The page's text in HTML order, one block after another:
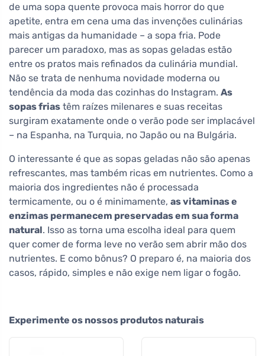
de uma sopa quente provoca mais horror do que
apetite, entra em cena uma das invenções culinárias
mais antigas da humanidade – a sopa fria. Pode
parecer um paradoxo, mas as sopas geladas estão
entre os pratos mais refinados da culinária mundial.
Não se trata de nenhuma novidade moderna ou
tendência da moda das cozinhas do Instagram. As
sopas frias têm raízes milenares e suas receitas
surgiram exatamente onde o verão pode ser implacável
– na Espanha, na Turquia, no Japão ou na Bulgária.
O interessante é que as sopas geladas não são apenas
refrescantes, mas também ricas em nutrientes. Como a
maioria dos ingredientes não é processada
termicamente, ou o é minimamente, as vitaminas e
enzimas permanecem preservadas em sua forma
natural. Isso as torna uma escolha ideal para quem
quer comer de forma leve no verão sem abrir mão dos
nutrientes. E como bônus? O preparo é, na maioria dos
casos, rápido, simples e não exige nem ligar o fogão.
Experimente os nossos produtos naturais